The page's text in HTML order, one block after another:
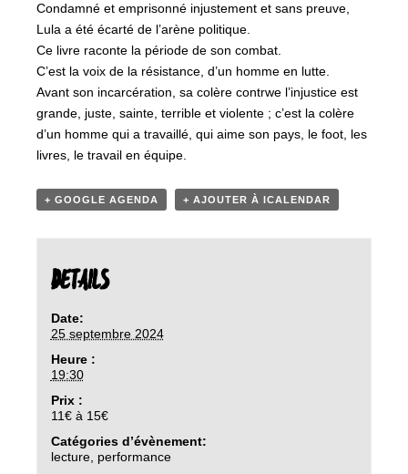
Condamné et emprisonné injustement et sans preuve,
Lula a été écarté de l’arène politique.
Ce livre raconte la période de son combat.
C’est la voix de la résistance, d’un homme en lutte.
Avant son incarcération, sa colère contrwe l’injustice est
grande, juste, sainte, terrible et violente ; c’est la colère
d’un homme qui a travaillé, qui aime son pays, le foot, les
livres, le travail en équipe.
+ GOOGLE AGENDA + AJOUTER À ICALENDAR
DETAILS
Date:
25 septembre 2024
Heure :
19:30
Prix :
11€ à 15€
Catégories d’évènement:
lecture, performance